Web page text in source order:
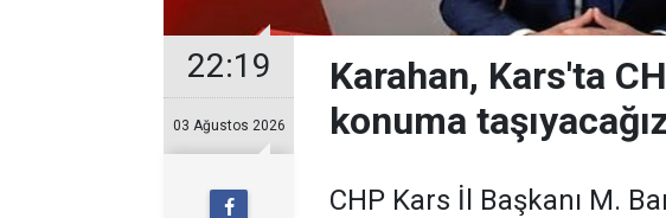
22:19
03 Ağustos 2026
Karahan, Kars'ta
konuma
CHP Kars İl Başkanı M.